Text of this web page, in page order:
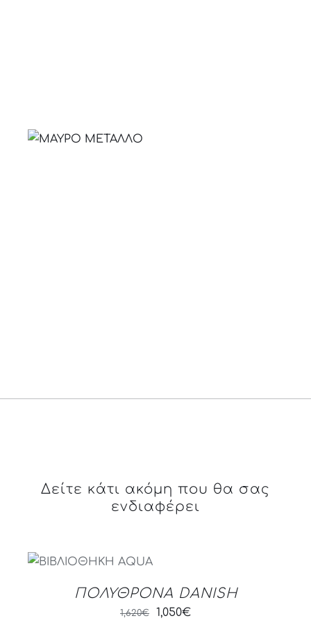
Δείτε κάτι ακόμη που θα σας
ενδιαφέρει
DETAILS
ΠΟΛΥΘΡΟΝΑ DANISH
1,620€
Original
1,050€Current